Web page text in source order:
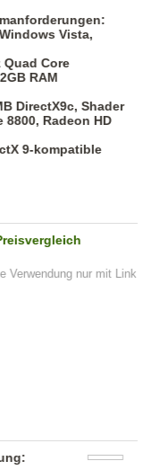
Verwendung nur mit Link
Vista,
Quad Core
RAM
DirectX9c, Shader
8800, Radeon HD
9-kompatible